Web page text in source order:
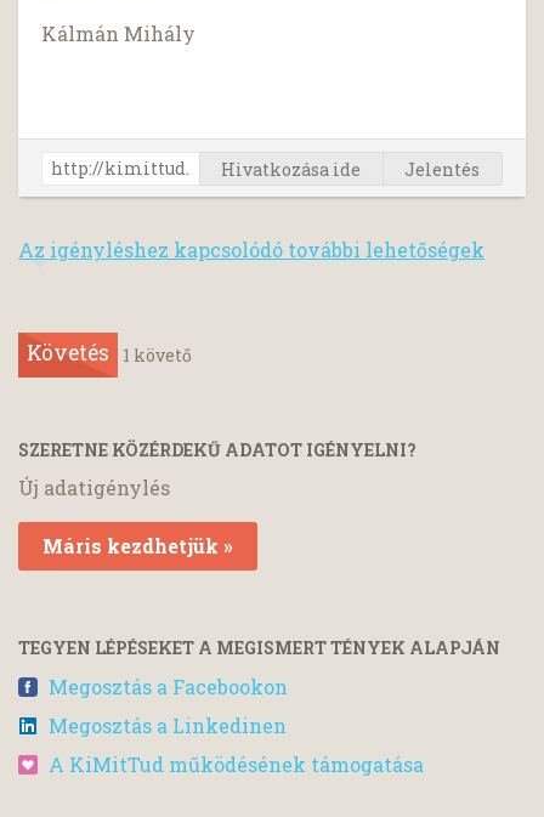
Kálmán Mihály
Hivatkozása ide Jelentés
Az igényléshez kapcsolódó további lehetőségek
Követés 1 követő
SZERETNE KÖZÉRDEKŰ ADATOT IGÉNYELNI?
Új adatigénylés
Máris kezdhetjük »
TEGYEN LÉPÉSEKET A MEGISMERT TÉNYEK ALAPJÁN
Megosztás a Facebookon
Megosztás a Linkedinen
A KiMitTud működésének támogatása